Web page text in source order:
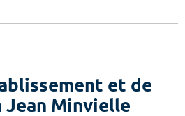
et de
Minvielle